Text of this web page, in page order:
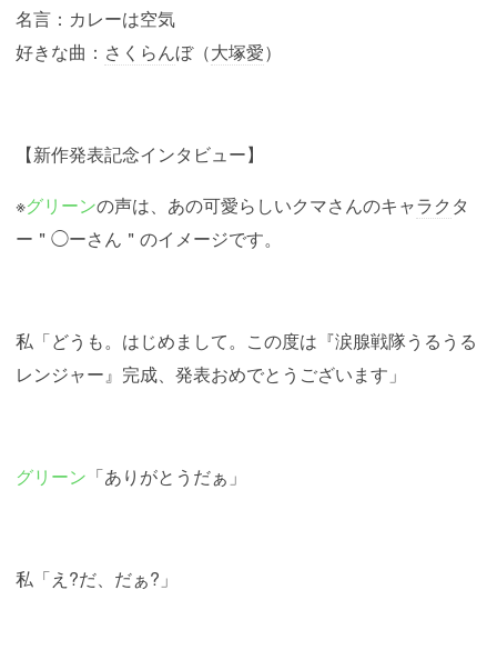
名言：カレーは空気
好きな曲： さくらんぼ（大塚愛）
【新作発表記念インタビュー】
※グリーンの声は、あの可愛らしいクマさんのキャラク タ
ー＂◯ーさん＂のイメージです。
私「どうも。はじめまして。この度は『涙腺戦隊うるうる
レンジャー』完成、発表おめでとうございます」
グリーン 「ありがとうだぁ」
私「え?だ、だぁ?」